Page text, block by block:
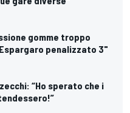
gomme troppo
penalizzato 3"
“Ho sperato che i